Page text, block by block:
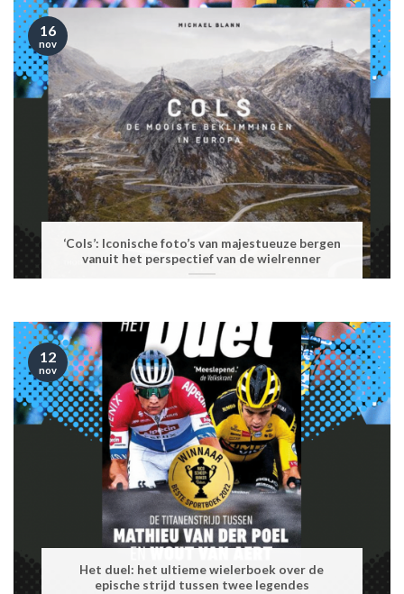
‘Cols’: Iconische foto’s van majestueuze bergen
vanuit het perspectief van de wielrenner
16
nov
Het duel: het ultieme wielerboek over de
epische strijd tussen twee legendes
12
nov